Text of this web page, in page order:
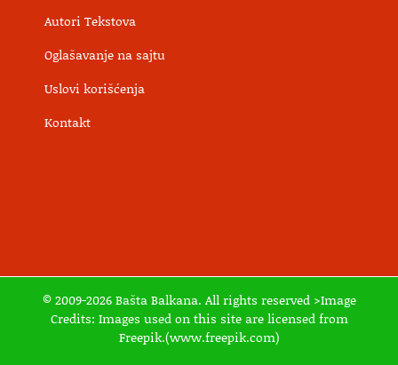
Autori Tekstova
Oglašavanje na sajtu
Uslovi korišćenja
Kontakt
© 2009-2026 Bašta Balkana. All rights reserved >Image
Credits: Images used on this site are licensed from
Freepik.(www.freepik.com)